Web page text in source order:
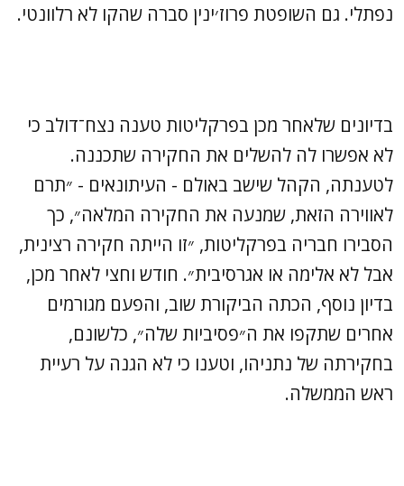
נפתלי. גם השופטת פרוז׳ינין סברה שהקו לא רלוונטי.
בדיונים שלאחר מכן בפרקליטות טענה נצח־דולב כי
לא אפשרו לה להשלים את החקירה שתכננה.
לטענתה, הקהל שישב באולם - העיתונאים - ״תרם
לאווירה הזאת, שמנעה את החקירה המלאה״, כך
הסבירו חבריה בפרקליטות, ״זו הייתה חקירה רצינית,
אבל לא אלימה או אגרסיבית״. חודש וחצי לאחר מכן,
בדיון נוסף, הכתה הביקורת שוב, והפעם מגורמים
אחרים שתקפו את ה״פסיביות שלה״, כלשונם,
בחקירתה של נתניהו, וטענו כי לא הגנה על רעיית
ראש הממשלה.